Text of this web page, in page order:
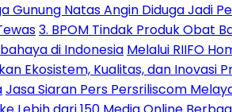
Natas Angin Diduga Jadi Penyebab
Tindak Produk Obat Bahan
IndonesiaMelalui RIIFO Home, RIIFO
Kualitas, dan Inovasi Produk di
Pers Persriliscom Melayani